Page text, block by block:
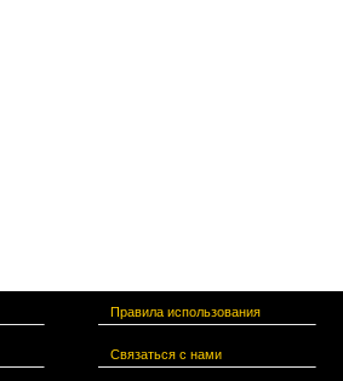
Правила использования
Связаться с нами